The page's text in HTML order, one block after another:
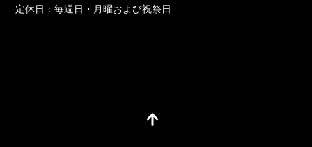
定休日：毎週日・月曜および祝祭日